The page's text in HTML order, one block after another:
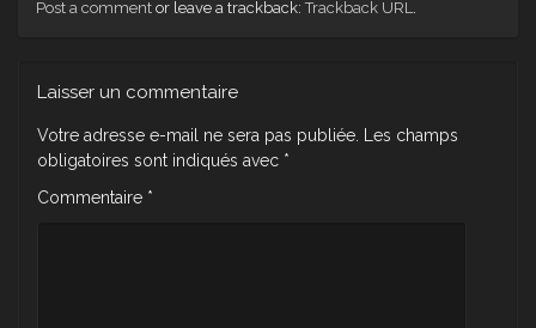
Post a comment or leave a trackback:Trackback URL.
Laisser un commentaire
Votre adresse e-mail ne sera pas publiée. Les champs
obligatoires sont indiqués avec *
Commentaire *